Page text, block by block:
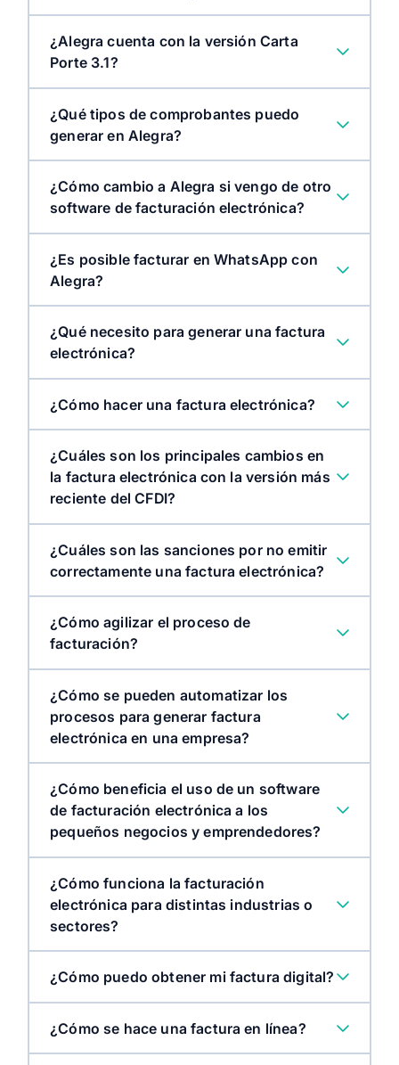
¿Alegra cuenta con la versión Carta
Porte 3.1?
¿Qué tipos de comprobantes puedo
generar en Alegra?
¿Cómo cambio a Alegra si vengo de otro
software de facturación electrónica?
¿Es posible facturar en WhatsApp con
Alegra?
¿Qué necesito para generar una factura
electrónica?
¿Cómo hacer una factura electrónica?
¿Cuáles son los principales cambios en
la factura electrónica con la versión más
reciente del CFDI?
¿Cuáles son las sanciones por no emitir
correctamente una factura electrónica?
¿Cómo agilizar el proceso de
facturación?
¿Cómo se pueden automatizar los
procesos para generar factura
electrónica en una empresa?
¿Cómo beneficia el uso de un software
de facturación electrónica a los
pequeños negocios y emprendedores?
¿Cómo funciona la facturación
electrónica para distintas industrias o
sectores?
retail
¿Cómo puedo obtener mi factura digital?
¿Cómo se hace una factura en línea?